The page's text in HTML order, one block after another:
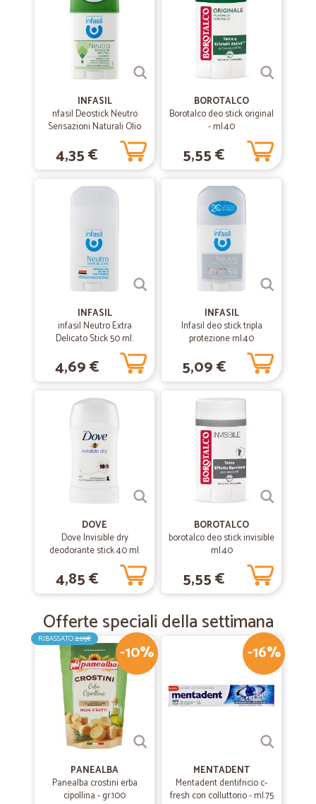
INFASIL
nfasil Deostick Neutro
Sensazioni Naturali Olio
Essenziale 40 ml
4,35 €
BOROTALCO
Borotalco deo stick original
- ml.40
5,55 €
INFASIL
infasil Neutro Extra
Delicato Stick 50 ml.
4,69 €
INFASIL
Infasil deo stick tripla
protezione ml.40
5,09 €
DOVE
Dove Invisible dry
deodorante stick 40 ml.
4,85 €
BOROTALCO
borotalco deo stick invisible
ml.40
5,55 €
Offerte speciali della settimana
-10%
RIBASSATO2,05€
PANEALBA
Panealba crostini erba
cipollina - gr.100
-16%
MENTADENT
Mentadent dentifricio c-
fresh con colluttorio - ml.75